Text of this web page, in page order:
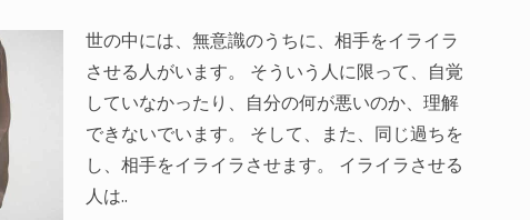
世の中には、無意識のうちに、相手をイライラ
させる人がいます。 そういう人に限って、自覚
していなかったり、自分の何が悪いのか、理解
できないでいます。 そして、また、同じ過ちを
し、相手をイライラさせます。 イライラさせる
人は..